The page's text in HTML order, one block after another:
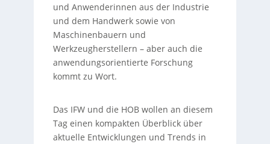
und Anwenderinnen aus der Industrie
und dem Handwerk sowie von
Maschinenbauern und
Werkzeugherstellern – aber auch die
anwendungsorientierte Forschung
kommt zu Wort.
Das IFW und die HOB wollen an diesem
Tag einen kompakten Überblick über
aktuelle Entwicklungen und Trends in